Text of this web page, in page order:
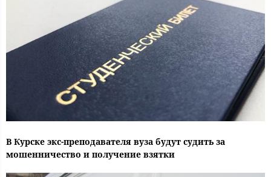
В Курске экс-преподавателя вуза будут судить за
мошенничество и получение взятки